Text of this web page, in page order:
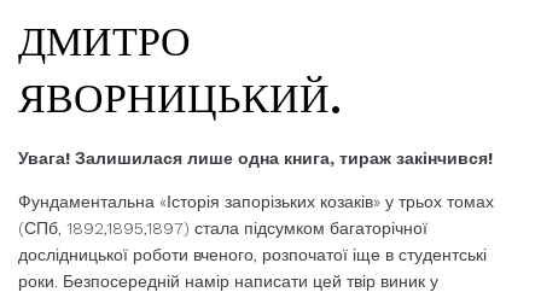
ДМИТРО
ЯВОРНИЦЬКИЙ.
Увага! Залишилася лише одна книга, тираж закінчився!
Фундаментальна «Історія запорізьких козаків» у трьох томах
(СПб, 1892,1895,1897) стала підсумком багаторічної
дослідницької роботи вченого, розпочатої іще в студентські
роки. Безпосередній намір написати цей твір виник у